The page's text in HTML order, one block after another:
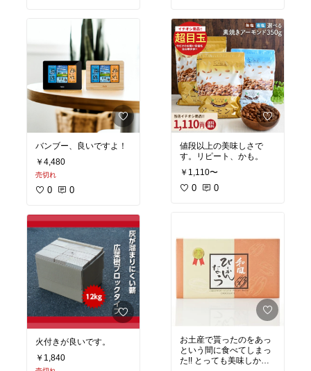
バンブー、良いですよ！
￥4,480
売切れ
0 0
火付きが良いです。
￥1,840
値段以上の美味しさで
す。リピート、かも。
￥1,110〜
0 0
お土産で貰ったのをあっ
という間に食べてしまっ
た!! とっても美味しかっ